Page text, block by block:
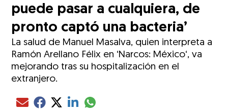
puede pasar a cualquiera, de
pronto captó una bacteria’
La salud de Manuel Masalva, quien interpreta a
Ramón Arellano Félix en ‘Narcos: México‘, va
mejorando tras su hospitalización en el
extranjero.
Compartir el artículo actual mediante Email
Compartir el artículo actual mediante Facebook
Compartir el artículo actual mediante Twitter
Compartir el artículo actual mediante LinkedIn
Compartir el artículo actual mediante